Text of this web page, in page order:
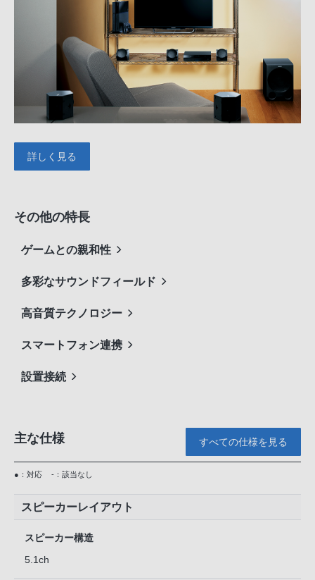
詳しく見る
その他の特長
ゲームとの親和性
多彩なサウンドフィールド
高音質テクノロジー
スマートフォン連携
設置接続
主な仕様 すべての仕様を見る
●：対応 -：該当なし
スピーカーレイアウト
スピーカー構造
5.1ch